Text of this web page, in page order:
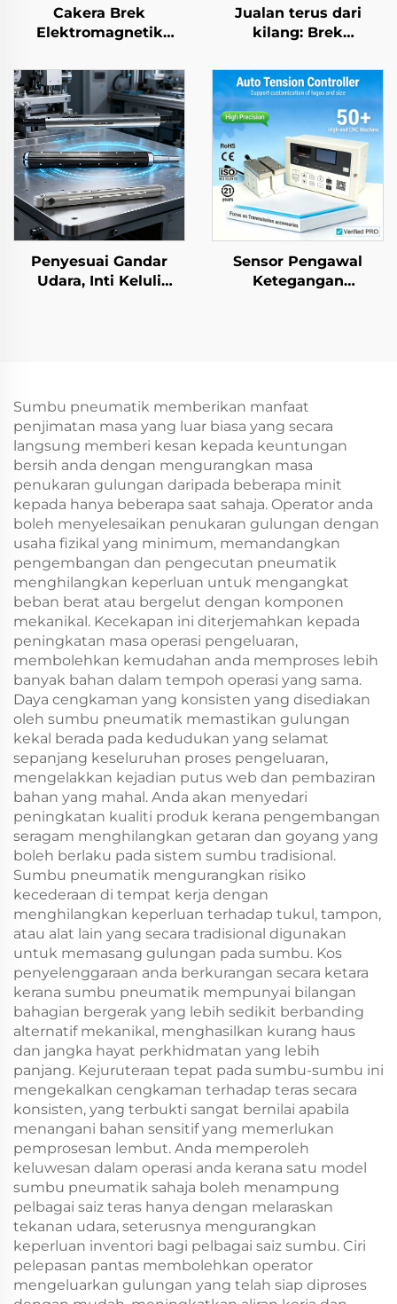
Cakera Brek
Elektromagnetik
Cengkam, Teras Motor
Siri Penuh Tianji
Baharu
Jualan terus dari
kilang: Brek
24 V untuk Motor Gear
AC, Pertanian dan
Industri, Baharu
Penyesuai Gandar
Udara, Inti Keluli
Sensor Pengawal
Ketegangan
Sumbu pneumatik memberikan manfaat
penjimatan masa yang luar biasa yang secara
langsung memberi kesan kepada keuntungan
bersih anda dengan mengurangkan masa
penukaran gulungan daripada beberapa minit
kepada hanya beberapa saat sahaja. Operator anda
boleh menyelesaikan penukaran gulungan dengan
usaha fizikal yang minimum, memandangkan
pengembangan dan pengecutan pneumatik
menghilangkan keperluan untuk mengangkat
beban berat atau bergelut dengan komponen
mekanikal. Kecekapan ini diterjemahkan kepada
peningkatan masa operasi pengeluaran,
membolehkan kemudahan anda memproses lebih
banyak bahan dalam tempoh operasi yang sama.
Daya cengkaman yang konsisten yang disediakan
oleh sumbu pneumatik memastikan gulungan
kekal berada pada kedudukan yang selamat
sepanjang keseluruhan proses pengeluaran,
mengelakkan kejadian putus web dan pembaziran
bahan yang mahal. Anda akan menyedari
peningkatan kualiti produk kerana pengembangan
seragam menghilangkan getaran dan goyang yang
boleh berlaku pada sistem sumbu tradisional.
Sumbu pneumatik mengurangkan risiko
kecederaan di tempat kerja dengan
menghilangkan keperluan terhadap tukul, tampon,
atau alat lain yang secara tradisional digunakan
untuk memasang gulungan pada sumbu. Kos
penyelenggaraan anda berkurangan secara ketara
kerana sumbu pneumatik mempunyai bilangan
bahagian bergerak yang lebih sedikit berbanding
alternatif mekanikal, menghasilkan kurang haus
dan jangka hayat perkhidmatan yang lebih
panjang. Kejuruteraan tepat pada sumbu-sumbu ini
mengekalkan cengkaman terhadap teras secara
konsisten, yang terbukti sangat bernilai apabila
menangani bahan sensitif yang memerlukan
pemprosesan lembut. Anda memperoleh
keluwesan dalam operasi anda kerana satu model
sumbu pneumatik sahaja boleh menampung
pelbagai saiz teras hanya dengan melaraskan
tekanan udara, seterusnya mengurangkan
keperluan inventori bagi pelbagai saiz sumbu. Ciri
pelepasan pantas membolehkan operator
mengeluarkan gulungan yang telah siap diproses